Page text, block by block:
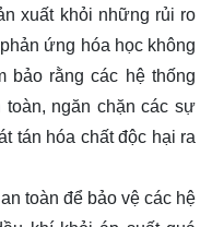
xuất khỏi những rủi ro
ứng hóa học không
bảo rằng các hệ thống
toàn, ngăn chặn các sự
tán hóa chất độc hại ra
toàn để bảo vệ các hệ